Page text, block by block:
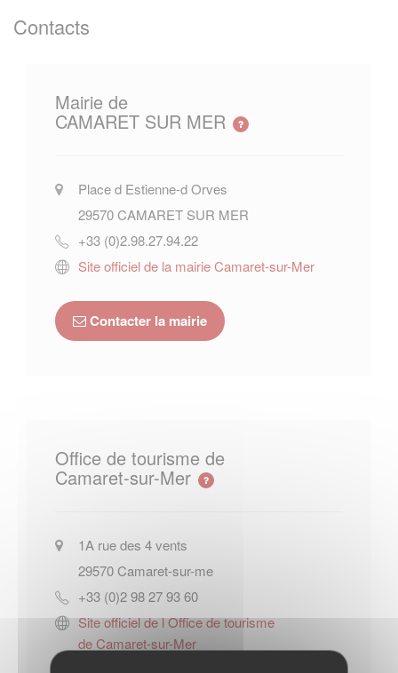
Contacts
Mairie de
CAMARET SUR MER
Place d Estienne-d Orves
29570CAMARET SUR MER
+33 (0)2.98.27.94.22
Site officiel de la mairie Camaret-sur-Mer
Contacter la mairie
Office de tourisme de
Camaret-sur-Mer
1A rue des 4 vents
29570Camaret-sur-me
+33 (0)2 98 27 93 60
Site officiel de l Office de tourisme
de Camaret-sur-Mer